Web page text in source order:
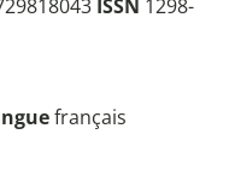
ISSN 1298-
français